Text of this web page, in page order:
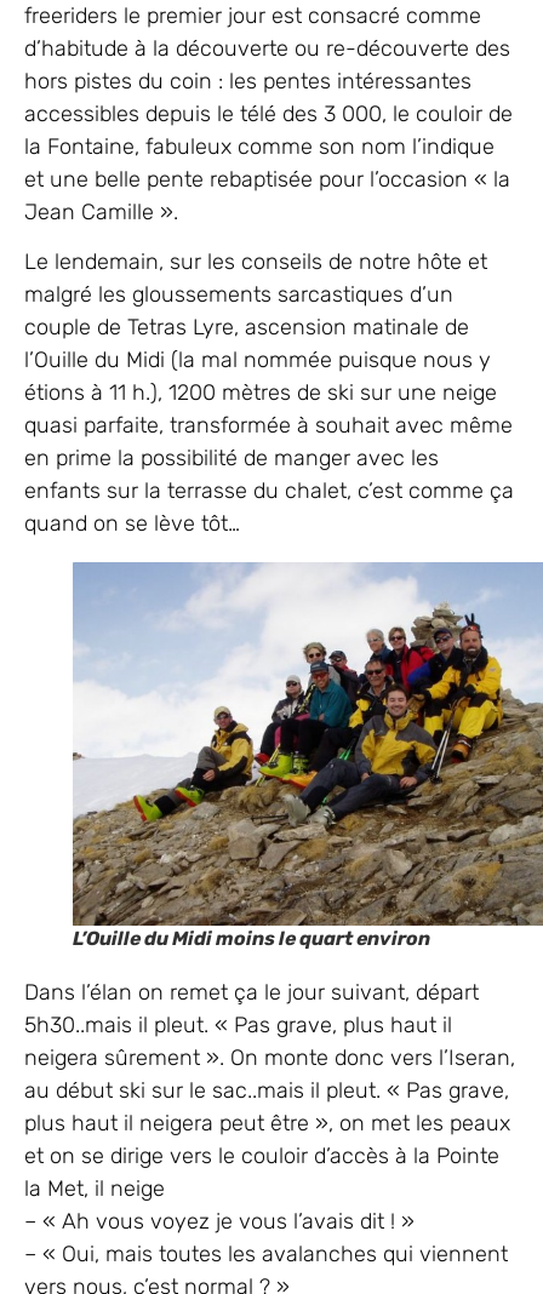
freeriders le premier jour est consacré comme
d’habitude à la découverte ou re-découverte des
hors pistes du coin : les pentes intéressantes
accessibles depuis le télé des 3 000, le couloir de
la Fontaine, fabuleux comme son nom l’indique
et une belle pente rebaptisée pour l’occasion « la
Jean Camille ».
Le lendemain, sur les conseils de notre hôte et
malgré les gloussements sarcastiques d’un
couple de Tetras Lyre, ascension matinale de
l’Ouille du Midi (la mal nommée puisque nous y
étions à 11 h.), 1200 mètres de ski sur une neige
quasi parfaite, transformée à souhait avec même
en prime la possibilité de manger avec les
enfants sur la terrasse du chalet, c’est comme ça
quand on se lève tôt…
L’Ouille du Midi moins le quart environ
Dans l’élan on remet ça le jour suivant, départ
5h30..mais il pleut. « Pas grave, plus haut il
neigera sûrement ». On monte donc vers l’Iseran,
au début ski sur le sac..mais il pleut. « Pas grave,
plus haut il neigera peut être », on met les peaux
et on se dirige vers le couloir d’accès à la Pointe
la Met, il neige
– « Ah vous voyez je vous l’avais dit ! »
– « Oui, mais toutes les avalanches qui viennent
vers nous, c’est normal ? »